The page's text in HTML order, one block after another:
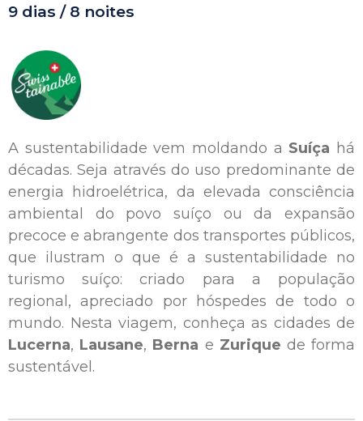
9 dias / 8 noites
A sustentabilidade vem moldando a Suíça há
décadas. Seja através do uso predominante de
energia hidroelétrica, da elevada consciência
ambiental do povo suíço ou da expansão
precoce e abrangente dos transportes públicos,
que ilustram o que é a sustentabilidade no
turismo suíço: criado para a população
regional, apreciado por hóspedes de todo o
mundo. Nesta viagem, conheça as cidades de
Lucerna, Lausane, Berna e Zurique de forma
sustentável.